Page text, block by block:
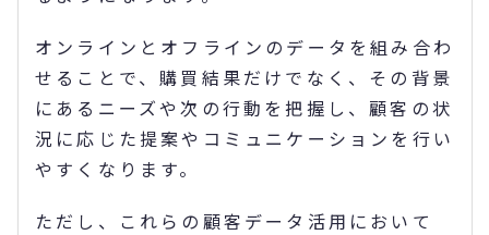
オンラインとオフラインのデータを組み合わ
せることで、購買結果だけでなく、その背景
にあるニーズや次の行動を把握し、顧客の状
況に応じた提案やコミュニケーションを行い
やすくなります。
ただし、これらの顧客データ活用において